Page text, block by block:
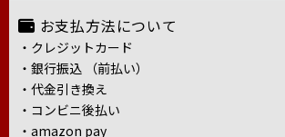
お支払方法について
・クレジットカード
・銀行振込 （前払い）
・代金引き換え
・コンビニ後払い
・amazon pay